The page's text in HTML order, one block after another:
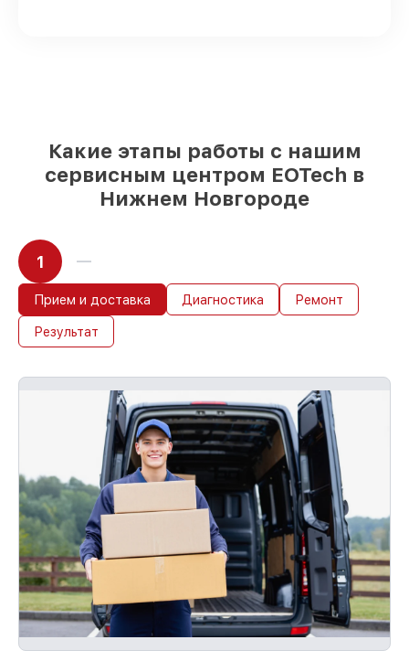
Какие этапы работы с нашим
сервисным центром EOTech в
Нижнем Новгороде
1
Прием и доставка Диагностика Ремонт
Результат